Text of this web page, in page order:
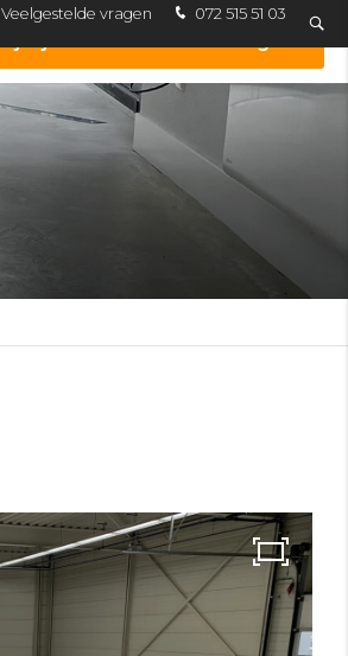
072 515 51 03
Veelgestelde vragen